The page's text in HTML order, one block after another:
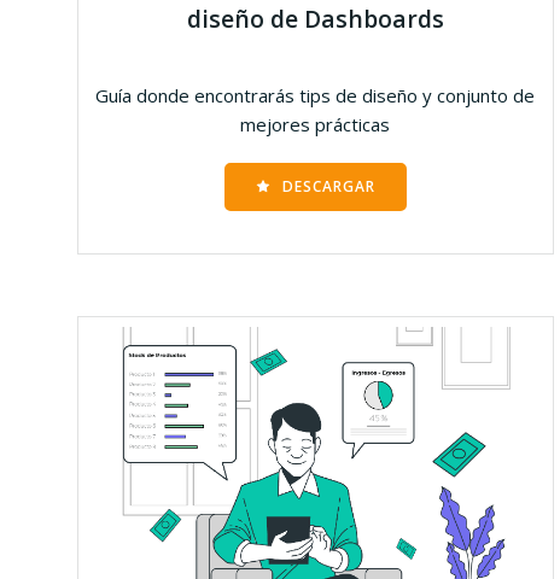
diseño de Dashboards
Guía donde encontrarás tips de diseño y conjunto de
mejores prácticas
DESCARGAR